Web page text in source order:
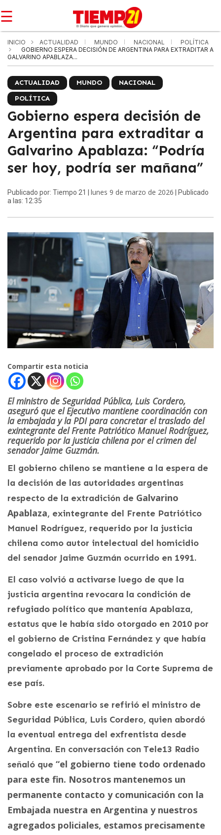
☰
INICIO ACTUALIDAD MUNDO NACIONAL
POLÍTICA
GOBIERNO ESPERA DECISIÓN DE ARGENTINA PARA EXTRADITAR A
GALVARINO APABLAZA...
ACTUALIDAD MUNDO
NACIONAL
POLÍTICA
Gobierno espera decisión de
Argentina para extraditar a
Galvarino Apablaza: “Podría
ser hoy, podría ser mañana”
Publicado por: Tiempo 21 | lunes 9 de marzo de 2026 | Publicado
a las: 12:35
Compartir esta noticia
El ministro de Seguridad Pública, Luis Cordero,
aseguró que el Ejecutivo mantiene coordinación con
la embajada y la PDI para concretar el traslado del
exintegrante del Frente Patriótico Manuel Rodríguez,
requerido por la justicia chilena por el crimen del
senador Jaime Guzmán.
El gobierno chileno se mantiene a la espera de
la decisión de las autoridades argentinas
respecto de la extradición de Galvarino
Apablaza, exintegrante del Frente Patriótico
Manuel Rodríguez, requerido por la justicia
chilena como autor intelectual del homicidio
del senador Jaime Guzmán ocurrido en 1991.
El caso volvió a activarse luego de que la
justicia argentina revocara la condición de
refugiado político que mantenía Apablaza,
estatus que le había sido otorgado en 2010 por
el gobierno de Cristina Fernández y que había
congelado el proceso de extradición
previamente aprobado por la Corte Suprema de
ese país.
Sobre este escenario se refirió el ministro de
Seguridad Pública, Luis Cordero, quien abordó
la eventual entrega del exfrentista desde
Argentina. En conversación con Tele13 Radio
señaló que “el gobierno tiene todo ordenado
para este fin. Nosotros mantenemos un
permanente contacto y comunicación con la
Embajada nuestra en Argentina y nuestros
agregados policiales, estamos precisamente